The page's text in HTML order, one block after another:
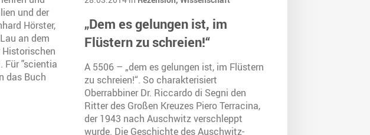
und der
Hörster,
an dem
Historischen
Für "scientia
das Buch
„Dem es gelungen ist, im
Flüstern zu schreien!“
A 5506 – „dem es gelungen ist, im Flüstern
zu schreien!“. So charakterisiert
Oberrabbiner Dr. Riccardo di Segni den
Ritter des Großen Kreuzes Piero Terracina,
der 1943 nach Auschwitz verschleppt
wurde. Die Geschichte des Auschwitz-